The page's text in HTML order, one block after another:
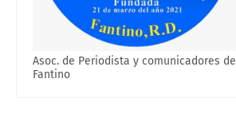
Asoc. de Periodista y comunicadores de
Fantino